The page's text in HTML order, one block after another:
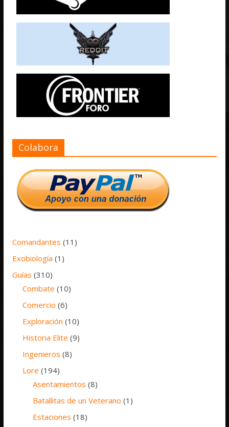
Colabora
Comandantes (11)
Exobiología (1)
Guías (310)
Combate (10)
Comercio (6)
Exploración (10)
Historia Elite (9)
Ingenieros (8)
Lore (194)
Asentamientos (8)
Batallitas de un Veterano (1)
Estaciones (18)